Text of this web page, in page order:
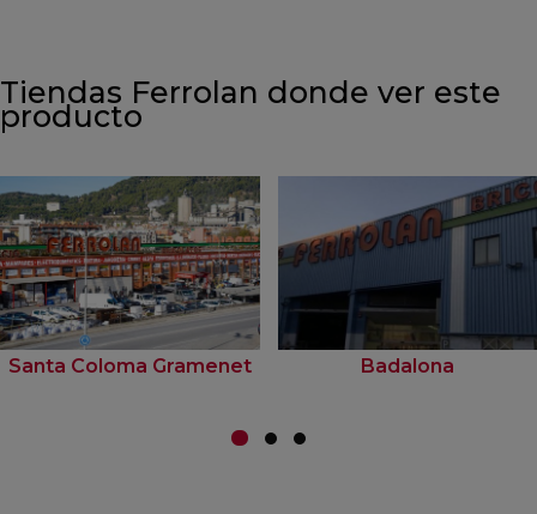
Tiendas Ferrolan donde ver este
producto
Santa Coloma Gramenet Badalona